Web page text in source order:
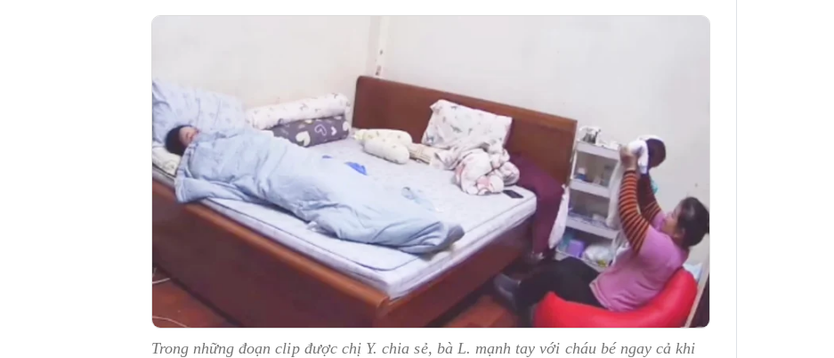
Trong những đoạn clip được chị Y. chia sẻ, bà L. mạnh tay với cháu bé ngay cả khi